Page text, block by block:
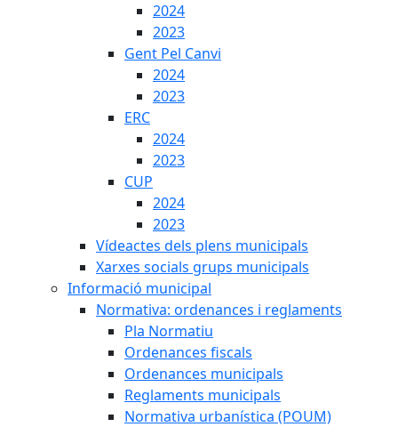
2024
2023
Gent Pel Canvi
2024
2023
ERC
2024
2023
CUP
2024
2023
Vídeactes dels plens municipals
Xarxes socials grups municipals
Informació municipal
Normativa: ordenances i reglaments
Pla Normatiu
Ordenances fiscals
Ordenances municipals
Reglaments municipals
Normativa urbanística (POUM)